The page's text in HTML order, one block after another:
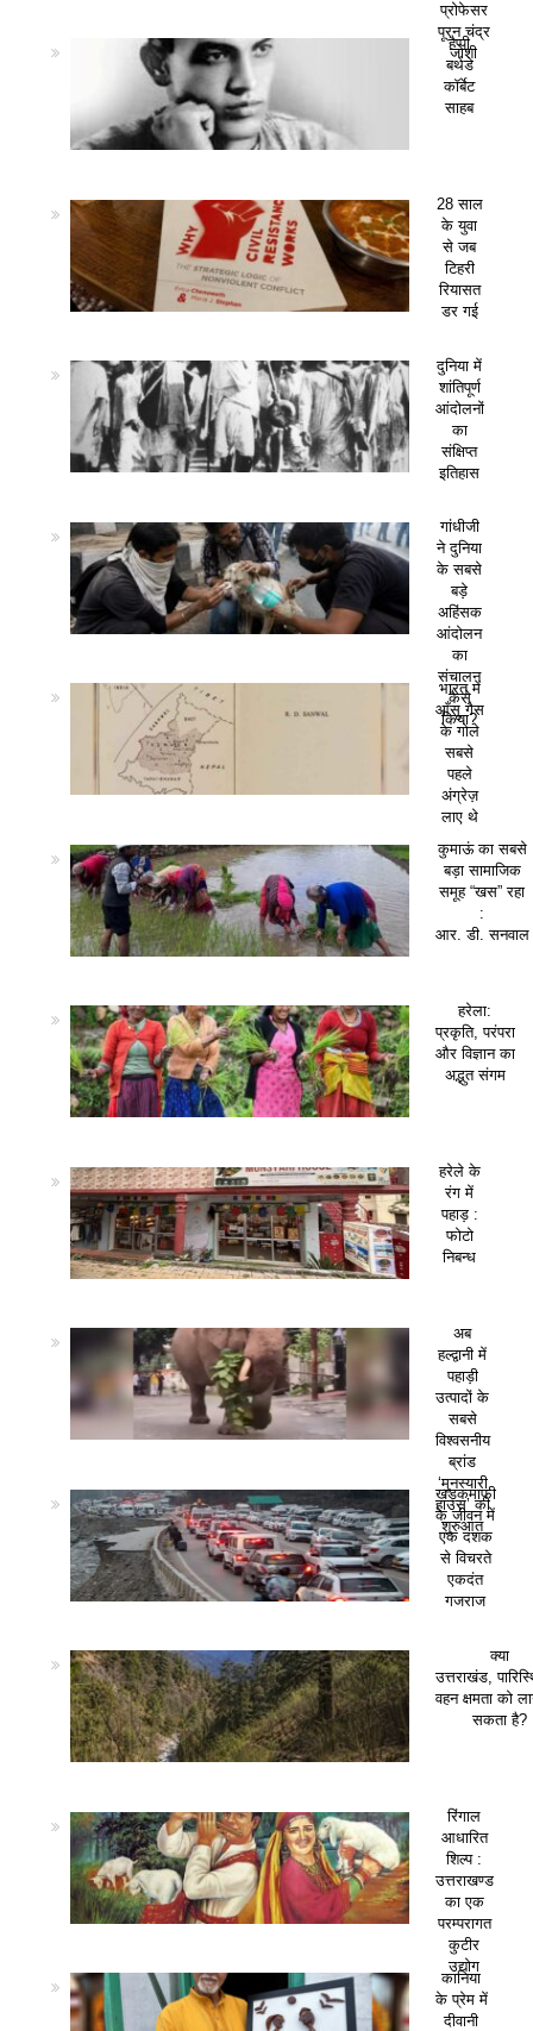
प्रोफेसर
पूरन चंद्र
जोशी
हैप्पी
बर्थडे
कॉर्बेट
साहब
28 साल
के युवा
से जब
टिहरी
रियासत
डर गई
दुनिया में
शांतिपूर्ण
आंदोलनों
का
संक्षिप्त
इतिहास
गांधीजी
ने दुनिया
के सबसे
बड़े
अहिंसक
आंदोलन
का
संचालन
कैसे
किया?
भारत में
आँसू गैस
के गोले
सबसे
पहले
अंग्रेज़
लाए थे
कुमाऊं का सबसे
बड़ा सामाजिक
समूह “खस” रहा
:
आर. डी. सनवाल
हरेला:
प्रकृति, परंपरा
और विज्ञान का
अद्भुत संगम
हरेले के
रंग में
पहाड़ :
फोटो
निबन्ध
अब
हल्द्वानी में
पहाड़ी
उत्पादों के
सबसे
विश्वसनीय
ब्रांड
‘मुनस्यारी
हाउस’ की
शुरुआत
खड़कमाफी
के जीवन में
एक दशक
से विचरते
एकदंत
गजराज
क्या
उत्तराखंड,
वहन क्षमता को
सकता है?
रिंगाल
आधारित
शिल्प :
उत्तराखण्ड
का एक
परम्परागत
कुटीर
उद्योग
कानिया
के प्रेम में
दीवानी